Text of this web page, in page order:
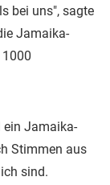
bei uns", sagte
Jamaika-
ein Jamaika-
Stimmen aus
sind.